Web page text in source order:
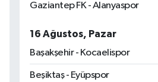
Gaziantep FK - Alanyaspor
16 Ağustos, Pazar
Başakşehir - Kocaelispor
Beşiktaş - Eyüpspor